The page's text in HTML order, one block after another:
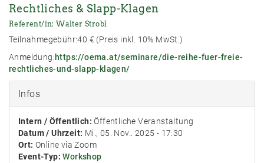
Rechtliches & Slapp-Klagen
Referent/in: Walter Strobl
Teilnahmegebühr:40 € (Preis inkl. 10% MwSt.)
Anmeldung:https://oema.at/seminare/die-reihe-fuer-freie-
rechtliches-und-slapp-klagen/
Infos
Intern / Öffentlich:Öffentliche Veranstaltung
Datum / Uhrzeit: Mi., 05. Nov.. 2025 - 17:30
Ort: Online via Zoom
Event-Typ:Workshop